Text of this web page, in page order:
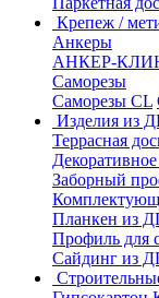
Крепеж /
Анкеры
АНКЕР-
Саморезы
Саморезы CL
Изделия из
Террасная
Заборный
Планкен из
Профиль для
Сайдинг из